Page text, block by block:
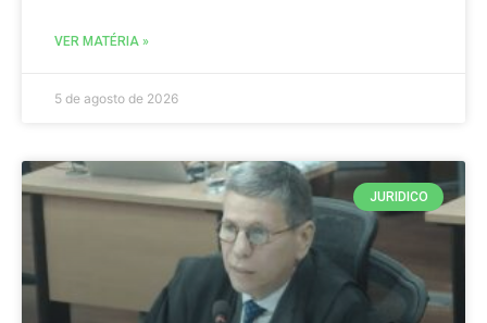
VER MATÉRIA »
5 de agosto de 2026
JURIDICO